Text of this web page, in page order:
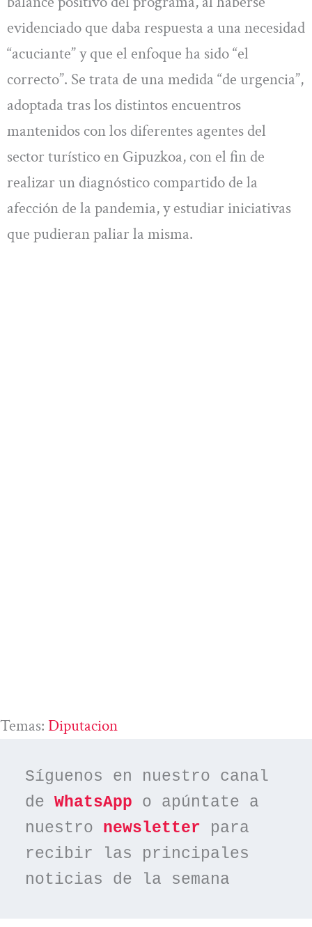
evidenciado que daba respuesta a una necesidad
“acuciante” y que el enfoque ha sido “el
correcto”. Se trata de una medida “de urgencia”,
adoptada tras los distintos encuentros
mantenidos con los diferentes agentes del
sector turístico en Gipuzkoa, con el fin de
realizar un diagnóstico compartido de la
afección de la pandemia, y estudiar iniciativas
que pudieran paliar la misma.
Temas: Diputacion
Síguenos en nuestro canal
de WhatsApp o apúntate a
nuestro newsletter para
recibir las principales
noticias de la semana